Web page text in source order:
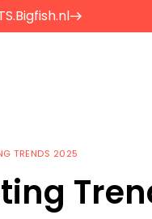
Bigfish.nl
mailen
84 34 090
TRENDS 2025